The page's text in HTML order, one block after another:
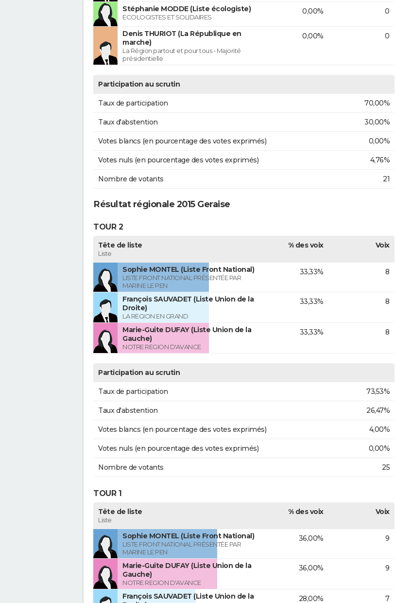
Stéphanie MODDE (Liste écologiste)
ECOLOGISTES ET SOLIDAIRES
0,00% 0
Denis THURIOT (La République en
marche)
La Région partout et pour tous - Majorité
présidentielle
0,00% 0
Participation au scrutin
Taux de participation 70,00%
Taux d'abstention 30,00%
Votes blancs (en pourcentage des votes exprimés) 0,00%
Votes nuls (en pourcentage des votes exprimés) 4,76%
Nombre de votants 21
Résultat régionale 2015 Geraise
TOUR 2
Tête de liste
Liste
% des voix Voix
Sophie MONTEL (Liste Front National)
LISTE FRONT NATIONAL PRÉSENTÉE PAR
MARINE LE PEN
33,33% 8
François SAUVADET (Liste Union de la
Droite)
LA REGION EN GRAND
33,33% 8
Marie-Guite DUFAY (Liste Union de la
Gauche)
NOTRE REGION D'AVANCE
33,33% 8
Participation au scrutin
Taux de participation 73,53%
Taux d'abstention 26,47%
Votes blancs (en pourcentage des votes exprimés) 4,00%
Votes nuls (en pourcentage des votes exprimés) 0,00%
Nombre de votants 25
TOUR 1
Tête de liste
Liste
% des voix Voix
Sophie MONTEL (Liste Front National)
LISTE FRONT NATIONAL PRÉSENTÉE PAR
MARINE LE PEN
36,00% 9
Marie-Guite DUFAY (Liste Union de la
Gauche)
NOTRE REGION D'AVANCE
36,00% 9
François SAUVADET (Liste Union de la
28,00% 7